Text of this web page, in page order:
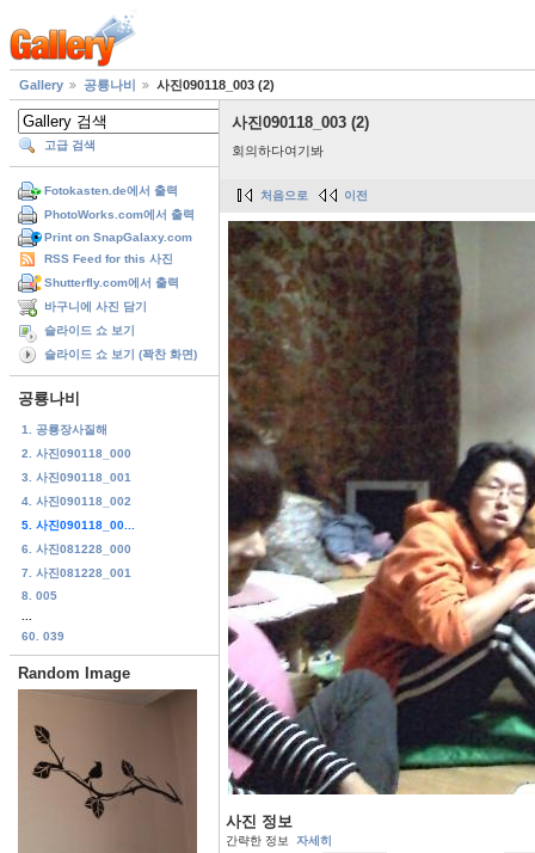
Gallery 공룡나비 사진090118_003 (2)
고급 검색
Fotokasten.de에서 출력
PhotoWorks.com에서 출력
Print on SnapGalaxy.com
RSS Feed for this 사진
Shutterfly.com에서 출력
바구니에 사진 담기
슬라이드 쇼 보기
슬라이드 쇼 보기 (꽉찬 화면)
공룡나비
1. 공룡장사질해
2. 사진090118_000
3. 사진090118_001
4. 사진090118_002
5. 사진090118_00...
6. 사진081228_000
7. 사진081228_001
8. 005
60. 039
Random Image
사진090118_003 (2)
회의하다여기봐
처음으로 이전
사진 정보
간략한 정보 자세히